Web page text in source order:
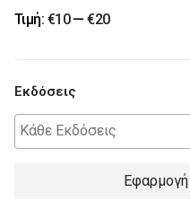
Ελάχιστη
τιμή
Μέγιστη
τιμή
Τιμή: €10—€20
Εκδόσεις
Εφαρμογή